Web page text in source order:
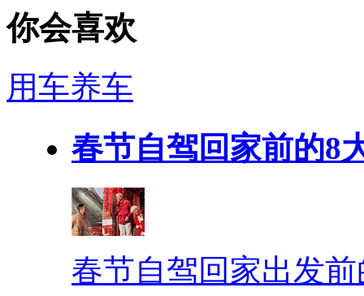
你会喜欢
用车养车
春节自驾回家前的8
春节自驾回家出发